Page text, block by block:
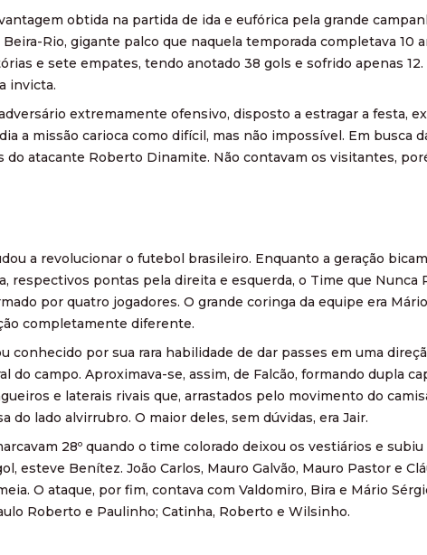
obtida na partida de ida e eufórica pela grande
Rio, gigante palco que naquela temporada completava
e sete empates, tendo anotado 38 gols e sofrido apenas
invicta.
extremamente ofensivo, disposto a estragar a festa,
a missão carioca como difícil, mas não impossível. Em
do atacante Roberto Dinamite. Não contavam os visitantes,
a revolucionar o futebol brasileiro. Enquanto a geração
respectivos pontas pela direita e esquerda, o Time que
por quatro jogadores. O grande coringa da equipe era
completamente diferente.
conhecido por sua rara habilidade de dar passes em uma
do campo. Aproximava-se, assim, de Falcão, formando dupla
e laterais rivais que, arrastados pelo movimento do
do lado alvirrubro. O maior deles, sem dúvidas, era Jair.
28º quando o time colorado deixou os vestiários e
esteve Benítez. João Carlos, Mauro Galvão, Mauro Pastor e
O ataque, por fim, contava com Valdomiro, Bira e Mário
Roberto e Paulinho; Catinha, Roberto e Wilsinho.